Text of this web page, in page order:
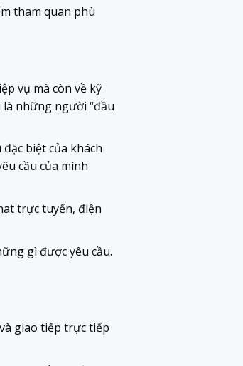
tham quan phù
vụ mà còn về kỹ
những người “đầu
biệt của khách
cầu của mình
trực tuyến, điện
gì được yêu cầu.
giao tiếp trực tiếp